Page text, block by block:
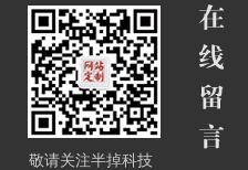
敬请关注半掉科技